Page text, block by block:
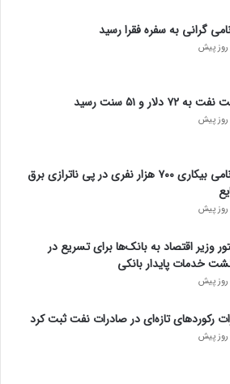
گرانی به سفره فقرا رسید
۷۲ دلار و ۵۱ سنت رسید
سونامی بیکاری ۷۰۰ هزار نفری در پی ناترازی برق
وزیر اقتصاد به بانک‌ها برای تسریع در
خدمات پایدار بانکی
رکورد‌های تازه‌ای در صادرات نفت ثبت کرد